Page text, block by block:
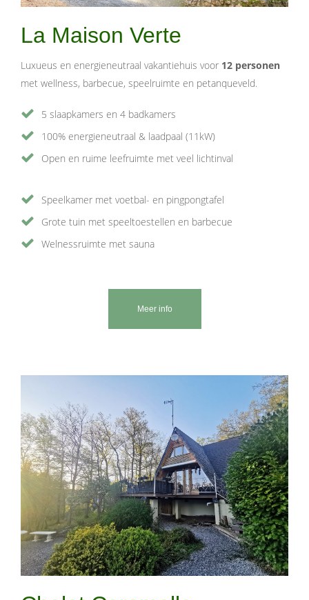
La Maison Verte
Luxueus en energieneutraal vakantiehuis voor 12 personen
met wellness, barbecue, speelruimte en petanqueveld.
5 slaapkamers en 4 badkamers
100% energieneutraal & laadpaal (11kW)
Open en ruime leefruimte met veel lichtinval
Speelkamer met voetbal- en pingpongtafel
Grote tuin met speeltoestellen en barbecue
Welnessruimte met sauna
Meer info